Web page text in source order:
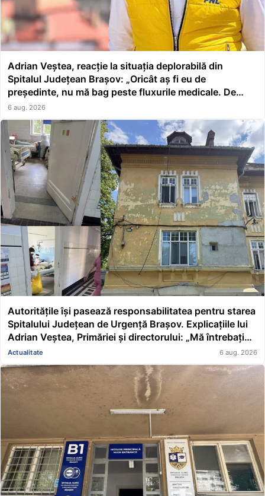
Adrian Veștea, reacție la situația deplorabilă din
Spitalul Județean Brașov: „Oricât aș fi eu de
președinte, nu mă bag peste fluxurile medicale. De
asta a făcut școală managerul”
6 aug. 2026
Autoritățile își pasează responsabilitatea pentru starea
Spitalului Județean de Urgență Brașov. Explicațiile lui
Adrian Veștea, Primăriei și directorului: „Mă întrebați
pe mine de ce nu s-au renovat în ultimii 36 de ani?”
Actualitate 6 aug. 2026